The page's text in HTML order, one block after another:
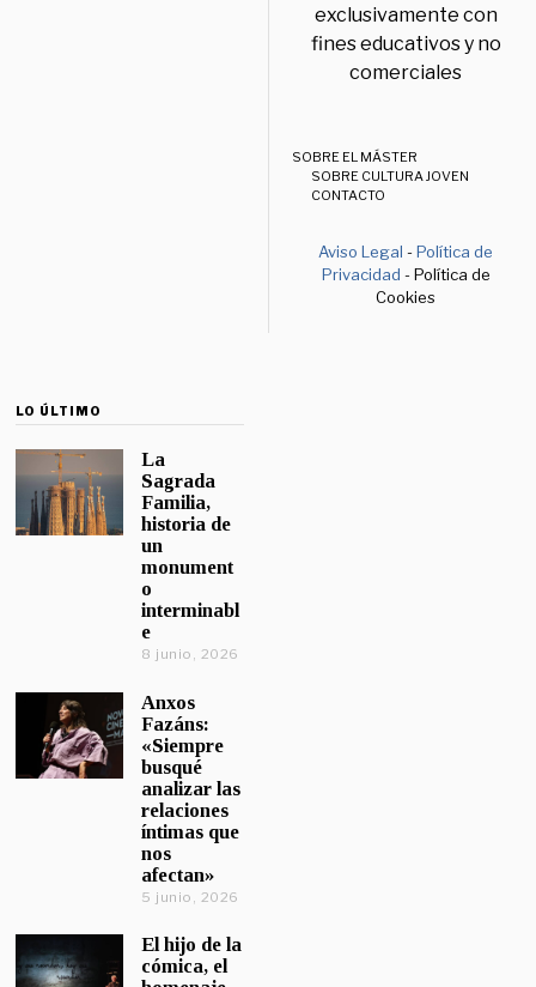
exclusivamente con
fines educativos y no
comerciales
SOBRE EL MÁSTER
SOBRE CULTURA JOVEN
CONTACTO
Aviso Legal -Política de
Privacidad - Política de
Cookies
LO ÚLTIMO
La
Sagrada
Familia,
historia de
un
monument
o
interminabl
e
8 junio, 2026
Anxos
Fazáns:
«Siempre
busqué
analizar las
relaciones
íntimas que
nos
afectan»
5 junio, 2026
El hijo de la
cómica, el